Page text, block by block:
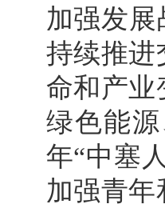
加强发
持续推进
命和产
绿色能
年“中塞
加强青年